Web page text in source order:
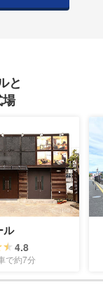
と
ル
4.8
で約7分